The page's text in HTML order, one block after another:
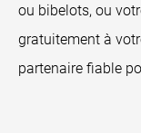
ou bibelots, ou
gratuitement à
partenaire fiable